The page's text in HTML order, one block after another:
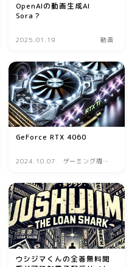
OpenAIの動画生成AI
Sora？
2025.01.19 動画
GeForce RTX 4060
2024.10.07
ゲーミング周辺
ウシジマくんの全巻無料閲